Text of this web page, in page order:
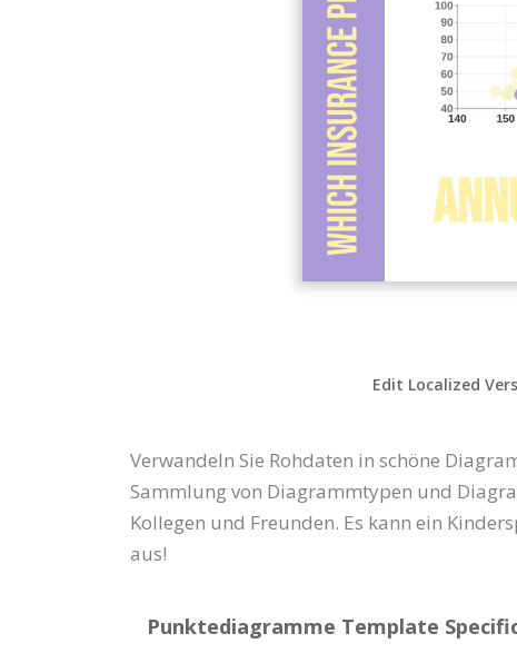
Edit Localized
Verwandeln Sie Rohdaten in schöne
Sammlung von Diagrammtypen und
Kollegen und Freunden. Es kann ein
aus!
Punktediagramme Template